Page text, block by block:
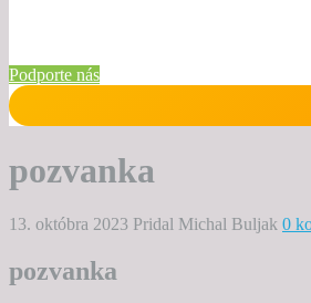
Podporte nás
pozvanka
13. októbra 2023 Pridal Michal Buljak 0
pozvanka